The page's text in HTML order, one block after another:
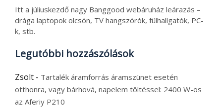
Itt a júliuskezdő nagy Banggood webáruház leárazás –
drága laptopok olcsón, TV hangszórók, fülhallgatók, PC-
k, stb.
Legutóbbi hozzászólások
Zsolt - Tartalék áramforrás áramszünet esetén
otthonra, vagy bárhová, napelem töltéssel: 2400 W-os
az Aferiy P210